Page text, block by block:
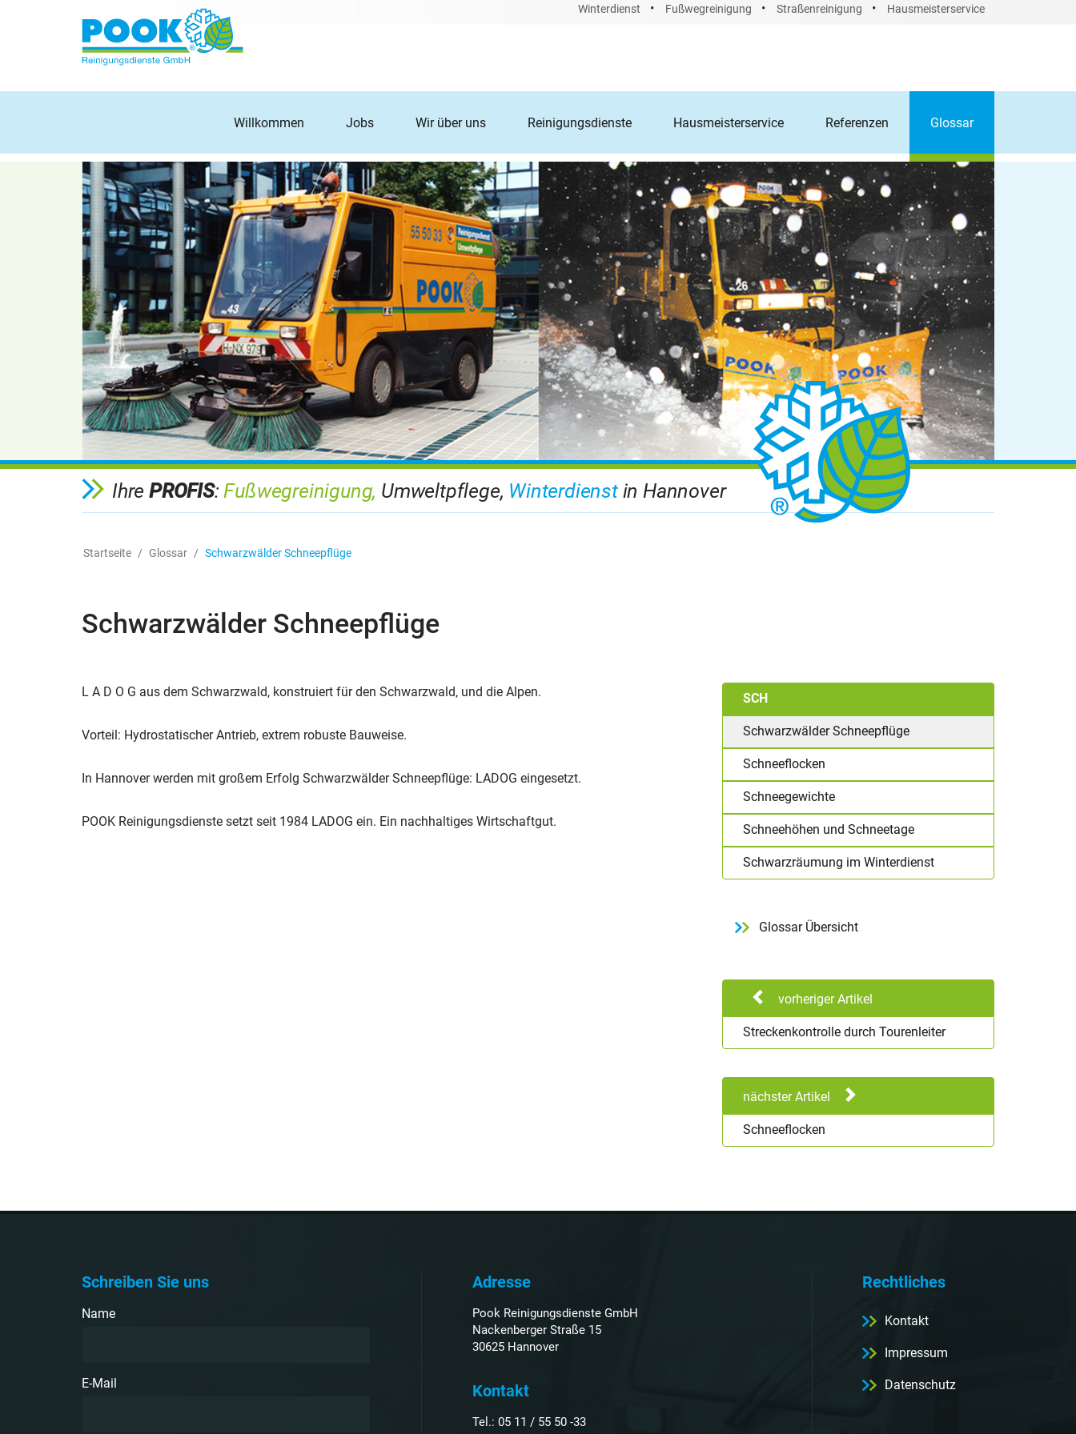
Winterdienst • Fußwegreinigung • Straßenreinigung • Hausmeisterservice
Willkommen Jobs Wir über uns Reinigungsdienste Hausmeisterservice Referenzen Glossar
Ihre PROFIS: Fußwegreinigung, Umweltpflege, Winterdienstin Hannover
Startseite Glossar Schwarzwälder Schneepflüge
Schwarzwälder Schneepflüge
L A D O G aus dem Schwarzwald, konstruiert für den Schwarzwald, und die Alpen.
Vorteil: Hydrostatischer Antrieb, extrem robuste Bauweise.
In Hannover werden mit großem Erfolg Schwarzwälder Schneepflüge: LADOG eingesetzt.
POOK Reinigungsdienste setzt seit 1984 LADOG ein. Ein nachhaltiges Wirtschaftgut.
SCH
Schwarzwälder Schneepflüge
Schneeflocken
Schneegewichte
Schneehöhen und Schneetage
Schwarzräumung im Winterdienst
Glossar Übersicht
vorheriger Artikel
Streckenkontrolle durch Tourenleiter
nächster Artikel
Schneeflocken
Schreiben Sie uns
Name
E-Mail
Adresse
Pook Reinigungsdienste GmbH
Nackenberger Straße 15
30625 Hannover
Kontakt
Tel.: 05 11 / 55 50 -33
Rechtliches
Kontakt
Impressum
Datenschutz